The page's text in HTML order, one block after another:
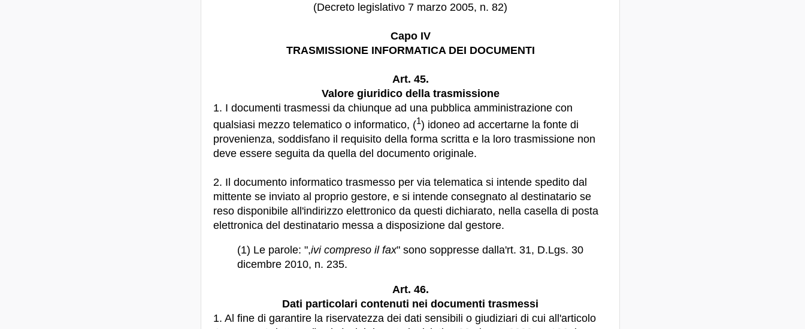
(Decreto legislativo 7 marzo 2005, n. 82)
Capo IV
TRASMISSIONE INFORMATICA DEI DOCUMENTI
Art. 45.
Valore giuridico della trasmissione
1. I documenti trasmessi da chiunque ad una pubblica amministrazione con
qualsiasi mezzo telematico o informatico, (1) idoneo ad accertarne la fonte di
provenienza, soddisfano il requisito della forma scritta e la loro trasmissione non
deve essere seguita da quella del documento originale.
2. Il documento informatico trasmesso per via telematica si intende spedito dal
mittente se inviato al proprio gestore, e si intende consegnato al destinatario se
reso disponibile all'indirizzo elettronico da questi dichiarato, nella casella di posta
elettronica del destinatario messa a disposizione dal gestore.
(1) Le parole: ",ivi compreso il fax" sono soppresse dalla'rt. 31, D.Lgs. 30
dicembre 2010, n. 235.
Art. 46.
Dati particolari contenuti nei documenti trasmessi
1. Al fine di garantire la riservatezza dei dati sensibili o giudiziari di cui all'articolo